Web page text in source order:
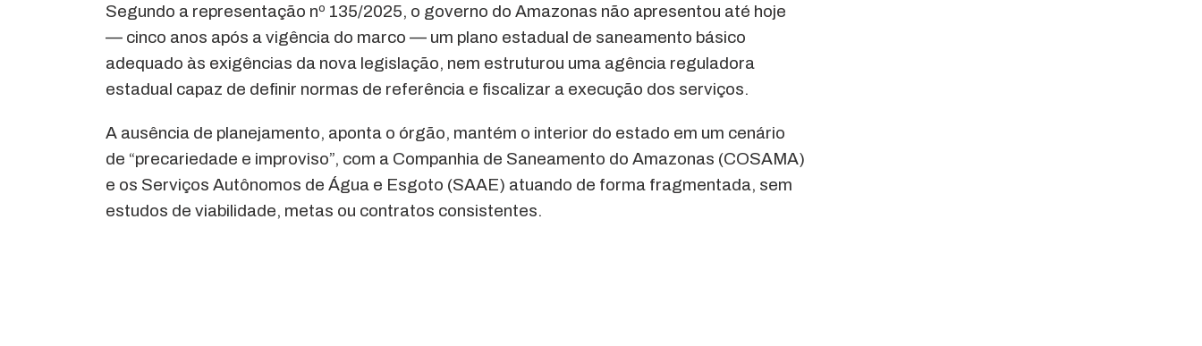
Segundo a representação nº 135/2025, o governo do Amazonas não apresentou até hoje
— cinco anos após a vigência do marco — um plano estadual de saneamento básico
adequado às exigências da nova legislação, nem estruturou uma agência reguladora
estadual capaz de definir normas de referência e fiscalizar a execução dos serviços.
A ausência de planejamento, aponta o órgão, mantém o interior do estado em um cenário
de “precariedade e improviso”, com a Companhia de Saneamento do Amazonas (COSAMA)
e os Serviços Autônomos de Água e Esgoto (SAAE) atuando de forma fragmentada, sem
estudos de viabilidade, metas ou contratos consistentes.